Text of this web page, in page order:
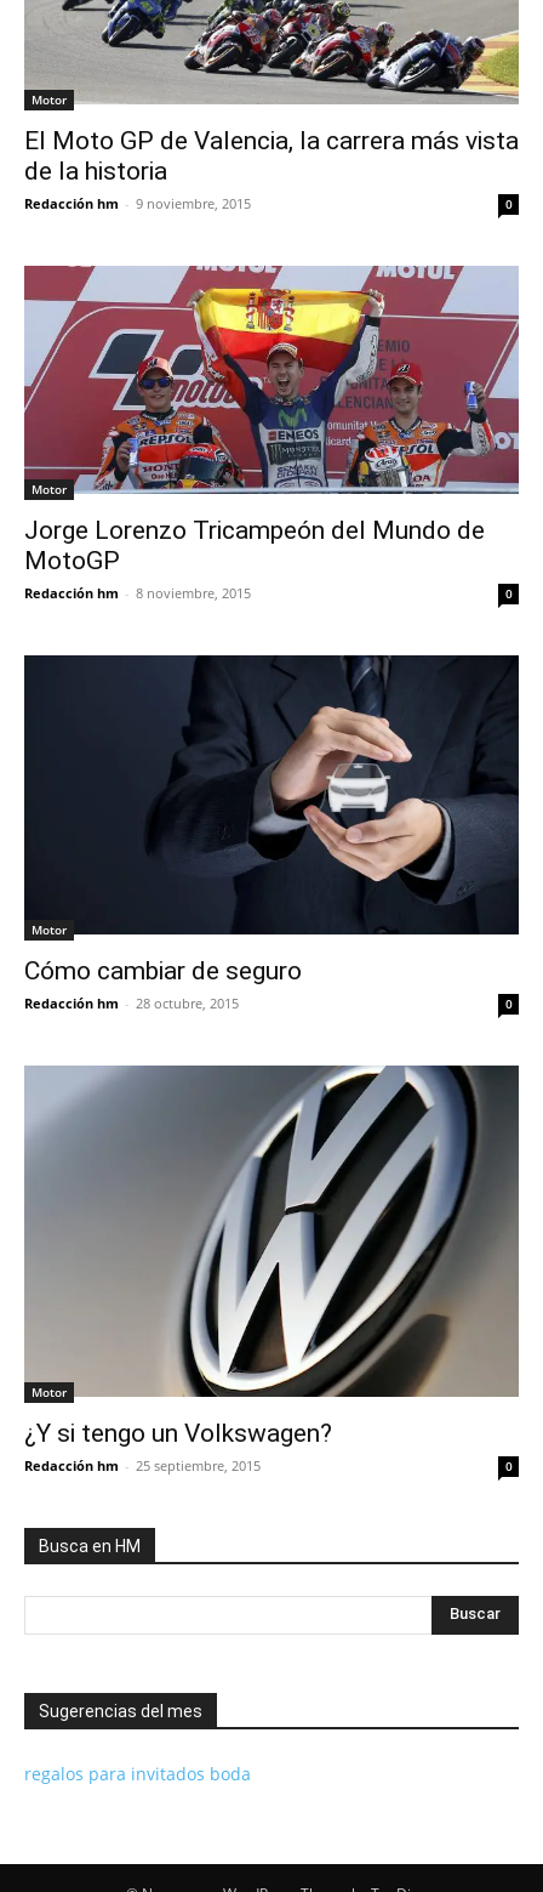
Motor
El Moto GP de Valencia, la carrera más vista
de la historia
Redacción hm - 9 noviembre, 2015 0
Motor
Jorge Lorenzo Tricampeón del Mundo de
MotoGP
Redacción hm - 8 noviembre, 2015 0
Motor
Cómo cambiar de seguro
Redacción hm - 28 octubre, 2015 0
Motor
¿Y si tengo un Volkswagen?
Redacción hm - 25 septiembre, 2015 0
Busca en HM
Sugerencias del mes
regalos para invitados boda